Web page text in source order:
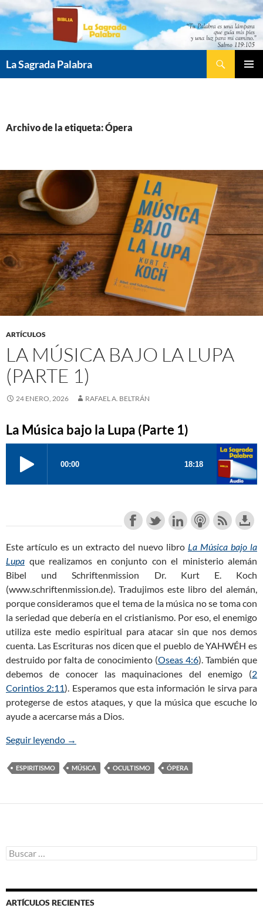
Saltar
contenido
La Sagrada Palabra
Archivo de la etiqueta: Ópera
ARTÍCULOS
LA MÚSICA BAJO LA LUPA
(PARTE 1)
24 ENERO, 2026 RAFAEL A. BELTRÁN
La Música bajo la Lupa (Parte 1)
Este artículo es un extracto del nuevo libro La Música bajo la
Lupa que realizamos en conjunto con el ministerio alemán
Bibel und Schriftenmission Dr. Kurt E. Koch
(www.schriftenmission.de). Tradujimos este libro del alemán,
porque consideramos que el tema de la música no se toma con
la seriedad que debería en el cristianismo. Por eso, el enemigo
utiliza este medio espiritual para atacar sin que nos demos
cuenta. Las Escrituras nos dicen que el pueblo de YAHWÉH es
destruido por falta de conocimiento (Oseas 4:6). También que
debemos de conocer las maquinaciones del enemigo (2
Corintios 2:11). Esperamos que esta información le sirva para
protegerse de estos ataques, y que la música que escuche lo
ayude a acercarse más a Dios.
Seguir leyendo La Música bajo la Lupa (Parte 1)
→
ESPIRITISMO MÚSICA OCULTISMO ÓPERA
B
u
a
r
ARTÍCULOS RECIENTES